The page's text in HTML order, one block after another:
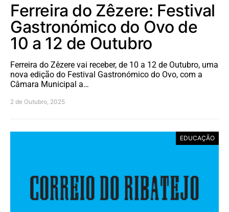
Ferreira do Zêzere: Festival
Gastronómico do Ovo de
10 a 12 de Outubro
Ferreira do Zêzere vai receber, de 10 a 12 de Outubro, uma
nova edição do Festival Gastronómico do Ovo, com a
Câmara Municipal a…
2 de Outubro, 2025
EDUCAÇÃO